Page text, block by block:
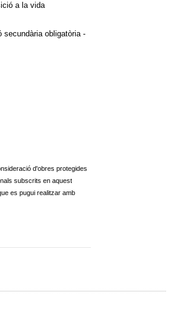
a la vida
obligatòria -
d'obres protegides
subscrits en aquest
es pugui realitzar amb